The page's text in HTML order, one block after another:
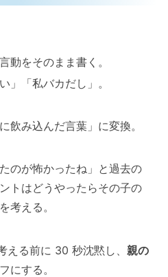
動をそのまま書く。
」「私バカだし」。
飲み込んだ言葉」に変換。
のが怖かったね」と過去の
トはどうやったらその子の
考える。
える前に 30 秒沈黙し、親の
にする。